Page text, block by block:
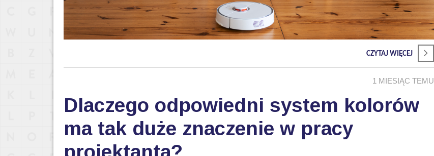
CZYTAJ WIĘCEJ
1 MIESIĄC TEMU
Dlaczego odpowiedni system kolorów
ma tak duże znaczenie w pracy
projektanta?